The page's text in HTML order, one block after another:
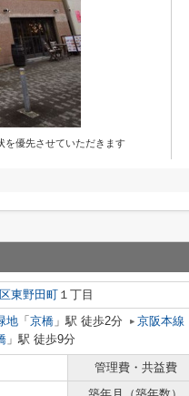
優先させていただきます
東野田町 １丁目
地 「 京橋 」駅 徒歩2分 京阪本線
」駅 徒歩9分
管理費・共益費